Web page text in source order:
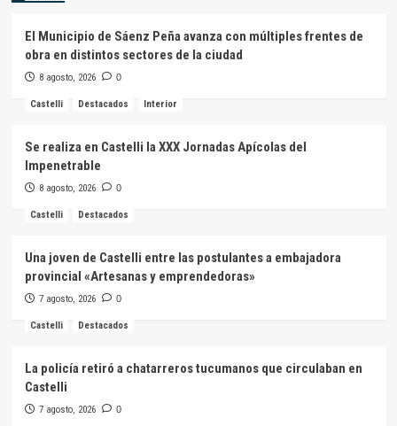
El Municipio de Sáenz Peña avanza con múltiples frentes de
obra en distintos sectores de la ciudad
8 agosto, 2026 0
Castelli Destacados Interior
Se realiza en Castelli la XXX Jornadas Apícolas del
Impenetrable
8 agosto, 2026 0
Castelli Destacados
Una joven de Castelli entre las postulantes a embajadora
provincial «Artesanas y emprendedoras»
7 agosto, 2026 0
Castelli Destacados
La policía retiró a chatarreros tucumanos que circulaban en
Castelli
7 agosto, 2026 0